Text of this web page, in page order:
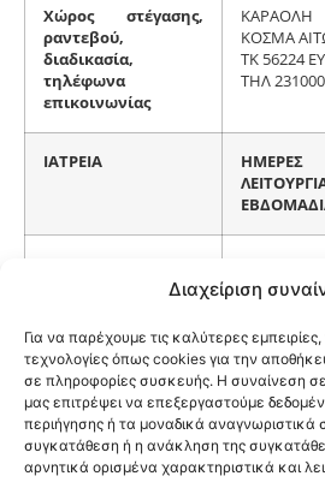
Διαχείριση
Για να παρέχουμε τις καλύτερες
τεχνολογίες όπως cookies για την
σε πληροφορίες συσκευής. Η συναίνεση σε
μας επιτρέψει να επεξεργαστούμε
περιήγησης ή τα μοναδικά αναγνωριστικά
συγκατάθεση ή η ανάκληση της
αρνητικά ορισμένα χαρακτηριστικά και
Χώρος στέγασης,
ραντεβού,
διαδικασία,
τηλέφωνα
επικοινωνίας
ΚΟΣΜΑ
ΤΚ 56224
ΤΗΛ
ΙΑΤΡΕΙΑ
ΗΜΕΡΕΣ
ΙΑΤΡΕΙΟ ΓΕΝΙΚΗΣ
ΙΑΤΡΙΚΗΣ
ΔΕ/ΤΡ/ΤΕ/
ΠΑΙΔΙΑΤΡΙΚΟ
ΔΕ/ΤΡ/